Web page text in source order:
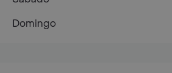
Domingo